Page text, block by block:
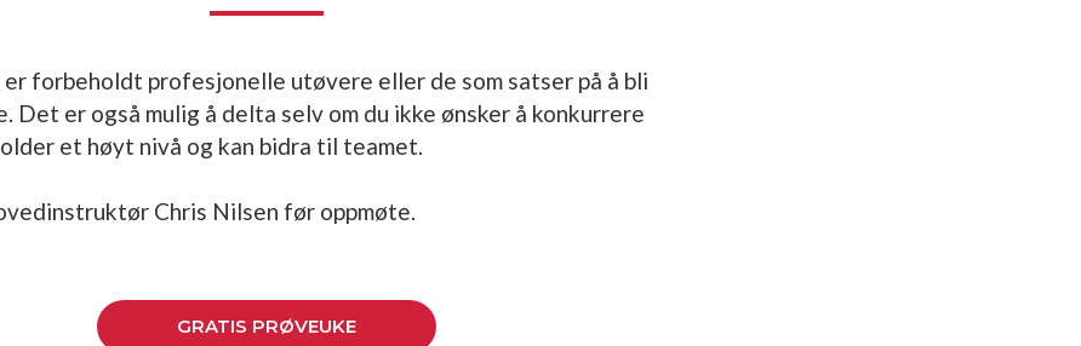
er forbeholdt profesjonelle utøvere eller de som satser på å bli
Det er også mulig å delta selv om du ikke ønsker å konkurrere
et høyt nivå og kan bidra til teamet.
Chris Nilsen før oppmøte.
GRATIS PRØVEUKE